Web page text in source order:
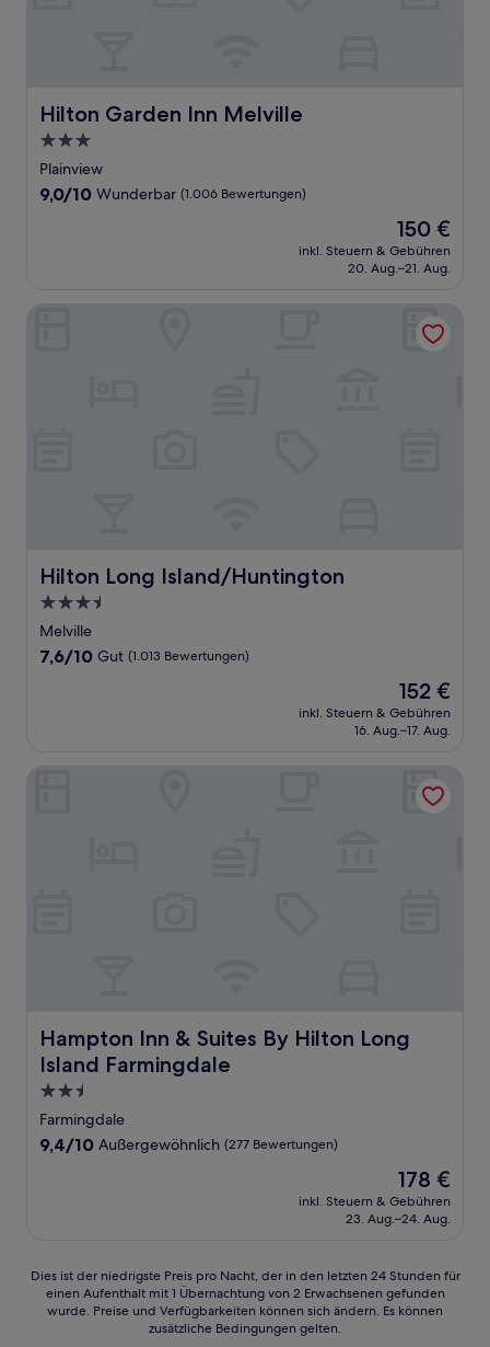
Hilton Garden Inn Melville
Hilton Garden Inn Melville
3.0-
Sterne-
Unterkunft
Plainview
9.0
9,0/10 Wunderbar (1.006 Bewertungen)
Der
Preis
beträgt
150 €
inkl. Steuern & Gebühren
20. Aug.–21. Aug.
Hilton Long Island/Huntington
Hilton Long Island/Huntington
3.5-
Sterne-
Unterkunft
Melville
7.6
7,6/10 Gut (1.013 Bewertungen)
Der
Preis
beträgt
152 €
inkl. Steuern & Gebühren
16. Aug.–17. Aug.
Hampton Inn & Suites By Hilton Long
Island Farmingdale
Hampton Inn & Suites By Hilton Long Island Farmingdale
2.5-
Sterne-
Unterkunft
Farmingdale
9.4
9,4/10 Außergewöhnlich (277 Bewertungen)
Der
Preis
beträgt
178 €
inkl. Steuern & Gebühren
23. Aug.–24. Aug.
Hampton Inn & Suites By Hilton Long Island Farmingdale
Dies
der
Dies ist der niedrigste Preis pro Nacht, der in den letzten 24 Stunden für
einen Aufenthalt mit 1 Übernachtung von 2 Erwachsenen gefunden
wurde. Preise und Verfügbarkeiten können sich ändern. Es können
zusätzliche Bedingungen gelten.